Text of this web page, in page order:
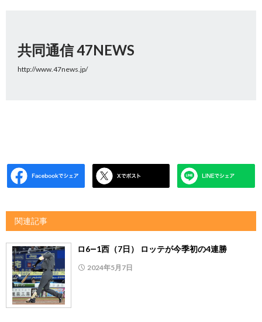
共同通信 47NEWS
http://www.47news.jp/
関連記事
ロ6―1西（7日） ロッテが今季初の4連勝
2024年5月7日